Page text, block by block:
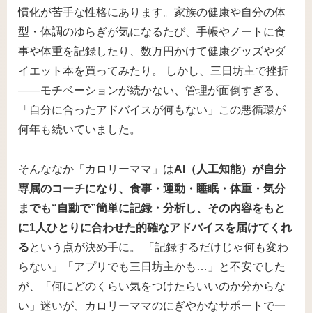
慣化が苦手な性格にあります。家族の健康や自分の体
型・体調のゆらぎが気になるたび、手帳やノートに食
事や体重を記録したり、数万円かけて健康グッズやダ
イエット本を買ってみたり。 しかし、三日坊主で挫折
――モチベーションが続かない、管理が面倒すぎる、
「自分に合ったアドバイスが何もない」この悪循環が
何年も続いていました。
そんななか「カロリーママ」はAI（人工知能）が自分
専属のコーチになり、食事・運動・睡眠・体重・気分
までも“自動で”簡単に記録・分析し、その内容をもと
に1人ひとりに合わせた的確なアドバイスを届けてくれ
るという点が決め手に。 「記録するだけじゃ何も変わ
らない」「アプリでも三日坊主かも…」と不安でした
が、「何にどのくらい気をつけたらいいのか分からな
い」迷いが、カロリーママのにぎやかなサポートで一